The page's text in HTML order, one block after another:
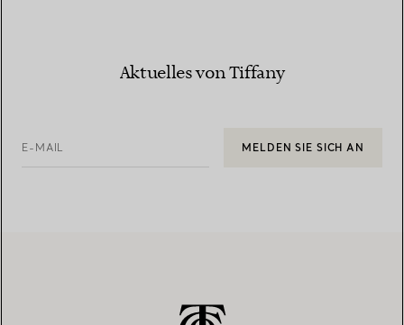
Aktuelles von Tiffany
E-MAIL MELDEN SIE SICH AN